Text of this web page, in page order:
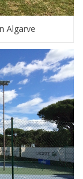
Algarve